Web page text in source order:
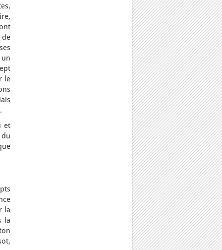
de
le
et
la
la